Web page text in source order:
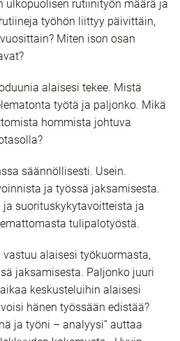
ulkopuolisen rutiinityön määrä ja
työhön liittyy päivittäin,
Miten ison osan
alaisesi tekee. Mistä
työtä ja paljonko. Mikä
hommista johtuva
säännöllisesti. Usein.
ja työssä jaksamisesta.
suorituskykytavoitteista ja
tulipalotyöstä.
alaisesi työkuormasta,
jaksamisesta. Paljonko juuri
keskusteluihin alaisesi
hänen työssään edistää?
ja työni – analyysi” auttaa